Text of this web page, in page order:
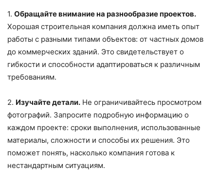
1. Обращайте внимание на разнообразие проектов.
Хорошая строительная компания должна иметь опыт
работы с разными типами объектов: от частных домов
до коммерческих зданий. Это свидетельствует о
гибкости и способности адаптироваться к различным
требованиям.
2. Изучайте детали. Не ограничивайтесь просмотром
фотографий. Запросите подробную информацию о
каждом проекте: сроки выполнения, использованные
материалы, сложности и способы их решения. Это
поможет понять, насколько компания готова к
нестандартным ситуациям.